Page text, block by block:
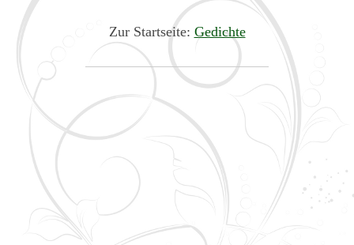
Zur Startseite: Gedichte